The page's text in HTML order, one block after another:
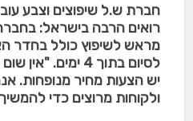
חברת ש.ל שיפוצים וצבע
רואים הרבה בישראל:
מראש לשיפוץ כולל בחדר
לסיום בתוך 4
יש הצעות מחיר מנופחות.
ולקוחות מרוצים כדי